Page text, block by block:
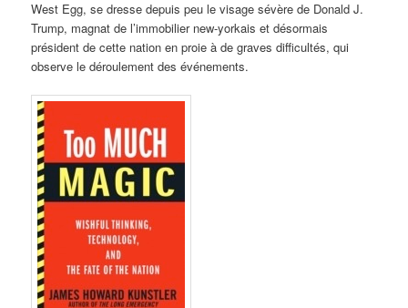
West Egg, se dresse depuis peu le visage sévère de Donald J.
Trump, magnat de l’immobilier new-yorkais et désormais
président de cette nation en proie à de graves difficultés, qui
observe le déroulement des événements.